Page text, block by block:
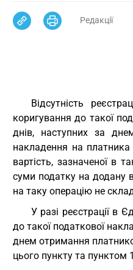
Редакції
Відсутність
коригування до такої
днів, наступних за
накладення на
вартість, зазначеної в
суми податку на додану
на таку операцію не
У разі реєстрації в
до такої податкової
днем отримання
цього пункту та пунктом